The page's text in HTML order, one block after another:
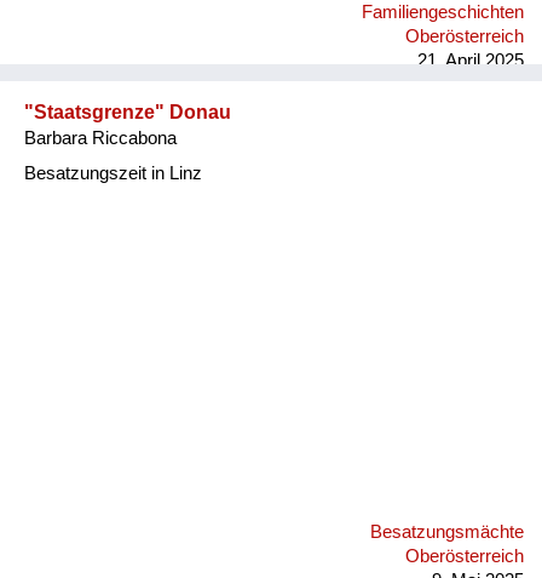
Wiederaufbau und
Wohnen
Nudel! Meine Großmutter war ja nicht ganz schlank. An solche
Wortgefechte kann ich mich erinnern. Die sind dann auch nach
Familiengeschichten
Oberösterreich
21. April 2025
"Staatsgrenze" Donau
Barbara Riccabona
Besatzungszeit in Linz
Besatzungsmächte
Oberösterreich